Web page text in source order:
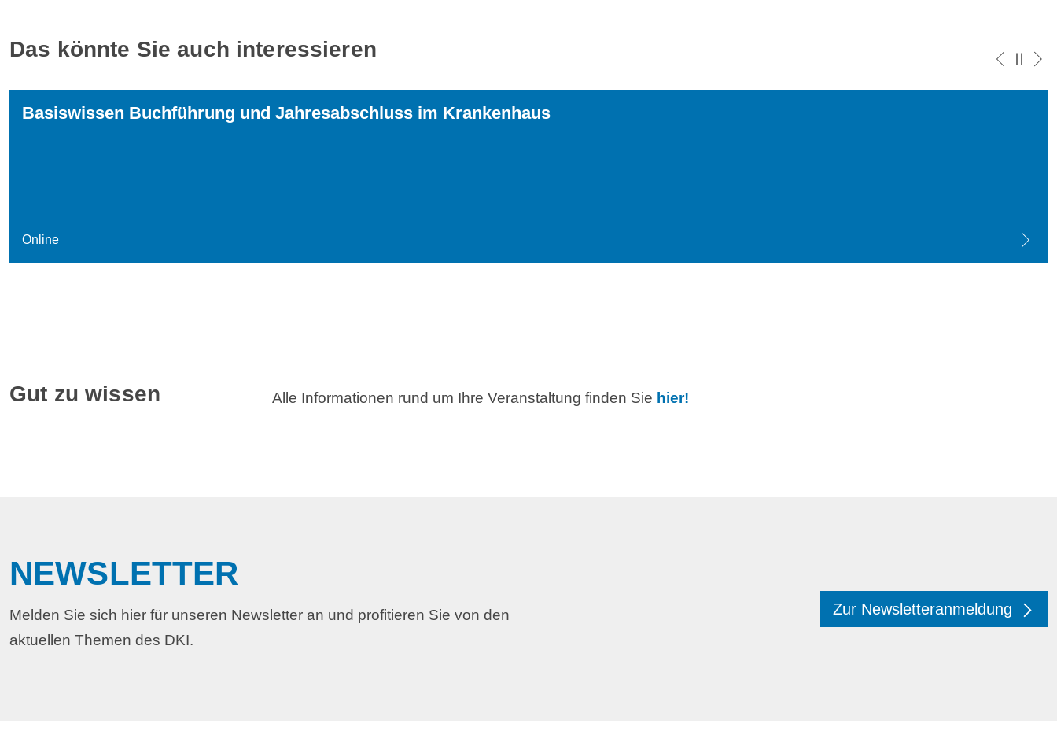
Das könnte Sie auch interessieren
Basiswissen Buchführung und Jahresabschluss im Krankenhaus
Online
Gut zu wissen Alle Informationen rund um Ihre Veranstaltung finden Sie hier!
NEWSLETTER
Melden Sie sich hier für unseren Newsletter an und profitieren Sie von den
aktuellen Themen des DKI.
Zur Newsletteranmeldung